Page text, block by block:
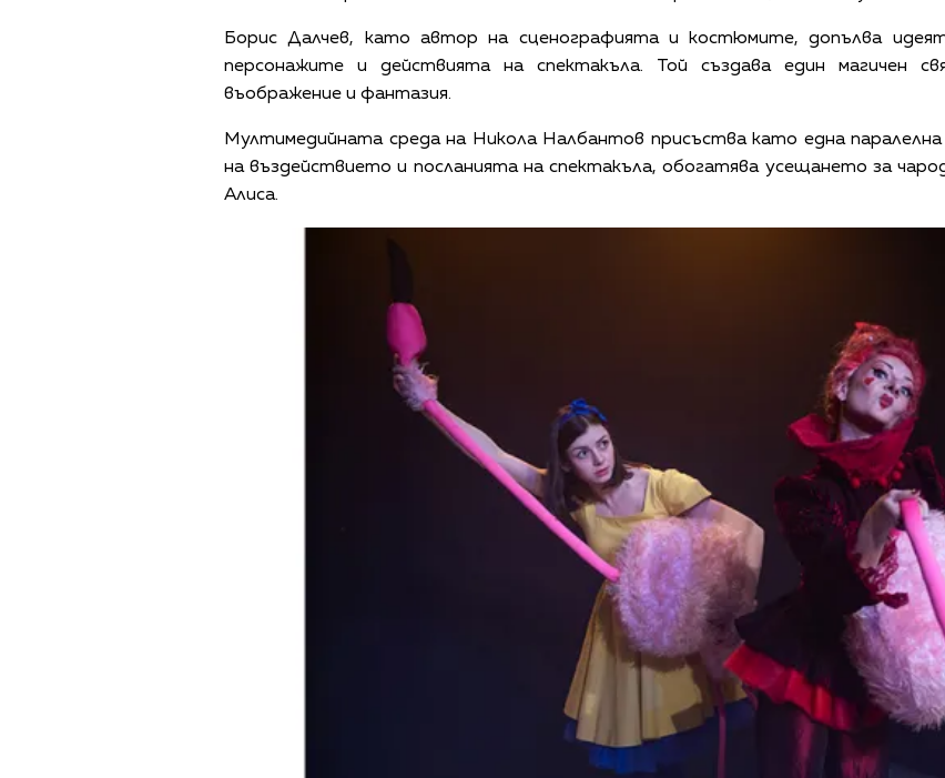
Борис Далчев, като автор на сценографията и костюмите, допълва
персонажите и действията на спектакъла. Той създава един магичен
въображение и фантазия.
Мултимедийната среда на Никола Налбантов присъства като една
на въздействието и посланията на спектакъла, обогатява усещането за
Алиса.